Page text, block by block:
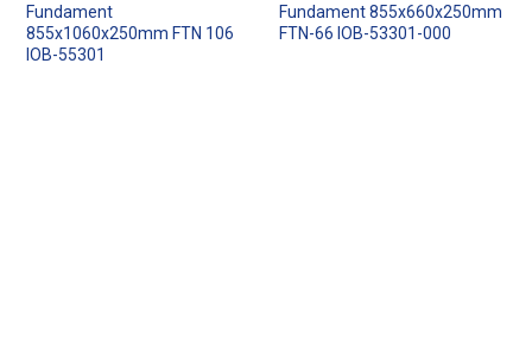
Fundament
855x1060x250mm FTN 106
IOB-55301
Fundament 855x660x250mm
FTN-66 IOB-53301-000